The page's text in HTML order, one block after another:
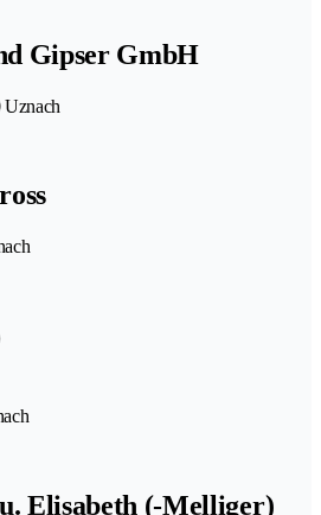
Gipser GmbH
Uznach
Elisabeth (-Melliger)